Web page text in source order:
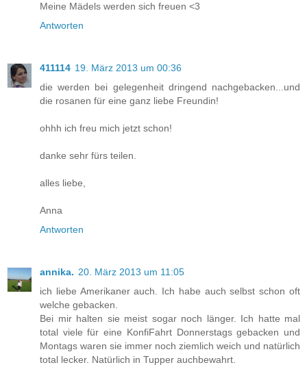
Meine Mädels werden sich freuen <3
Antworten
411114 19. März 2013 um 00:36
die werden bei gelegenheit dringend nachgebacken...und
die rosanen für eine ganz liebe Freundin!
ohhh ich freu mich jetzt schon!
danke sehr fürs teilen.
alles liebe,
Anna
Antworten
annika. 20. März 2013 um 11:05
ich liebe Amerikaner auch. Ich habe auch selbst schon oft
welche gebacken.
Bei mir halten sie meist sogar noch länger. Ich hatte mal
total viele für eine KonfiFahrt Donnerstags gebacken und
Montags waren sie immer noch ziemlich weich und natürlich
total lecker. Natürlich in Tupper auchbewahrt.